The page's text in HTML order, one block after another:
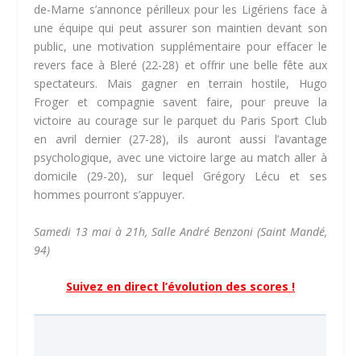
de-Marne s’annonce périlleux pour les Ligériens face à
une équipe qui peut assurer son maintien devant son
public, une motivation supplémentaire pour effacer le
revers face à Bleré (22-28) et offrir une belle fête aux
spectateurs. Mais gagner en terrain hostile, Hugo
Froger et compagnie savent faire, pour preuve la
victoire au courage sur le parquet du Paris Sport Club
en avril dernier (27-28), ils auront aussi l’avantage
psychologique, avec une victoire large au match aller à
domicile (29-20), sur lequel Grégory Lécu et ses
hommes pourront s’appuyer.
Samedi 13 mai à 21h, Salle André Benzoni (Saint Mandé,
94)
Suivez en direct l’évolution des scores !